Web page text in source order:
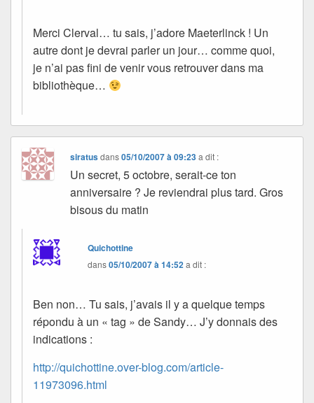
Merci Clerval… tu sais, j’adore Maeterlinck ! Un
autre dont je devrai parler un jour… comme quoi,
je n’ai pas fini de venir vous retrouver dans ma
bibliothèque…
siratusdans05/10/2007 à 09:23 a dit :
Un secret, 5 octobre, serait-ce ton
anniversaire ? Je reviendrai plus tard. Gros
bisous du matin
Quichottine
dans05/10/2007 à 14:52a dit :
Ben non… Tu sais, j’avais il y a quelque temps
répondu à un « tag » de Sandy… J’y donnais des
indications :
http://quichottine.over-blog.com/article-
11973096.html